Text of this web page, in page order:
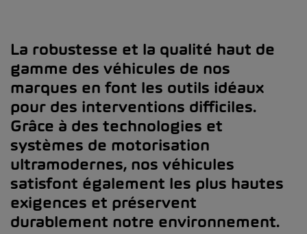
La robustesse et la qualité haut de
gamme des véhicules de nos
marques en font les outils idéaux
pour des interventions difficiles.
Grâce à des technologies et
systèmes de motorisation
ultramodernes, nos véhicules
satisfont également les plus hautes
exigences et préservent
durablement notre environnement.